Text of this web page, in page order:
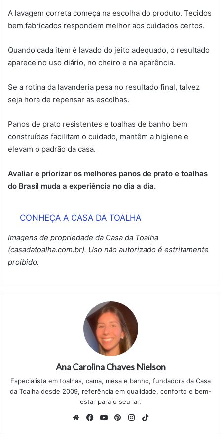
A lavagem correta começa na escolha do produto. Tecidos
bem fabricados respondem melhor aos cuidados certos.
Quando cada item é lavado do jeito adequado, o resultado
aparece no uso diário, no cheiro e na aparência.
Se a rotina da lavanderia pesa no resultado final, talvez
seja hora de repensar as escolhas.
Panos de prato resistentes e toalhas de banho bem
construídas facilitam o cuidado, mantêm a higiene e
elevam o padrão da casa.
Avaliar e priorizar os melhores panos de prato e toalhas
do Brasil muda a experiência no dia a dia.
CONHEÇA A CASA DA TOALHA
Imagens de propriedade da Casa da Toalha
(casadatoalha.com.br). Uso não autorizado é estritamente
proibido.
Ana Carolina Chaves Nielson
Especialista em toalhas, cama, mesa e banho, fundadora da Casa
da Toalha desde 2009, referência em qualidade, conforto e bem-
estar para o seu lar.
WebsiteFacebook
YouTubePinterestInstagram